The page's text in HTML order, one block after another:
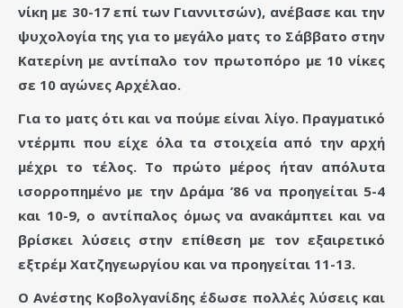
νίκη με 30-17 επί των Γιαννιτσών), ανέβασε και την
ψυχολογία της για το μεγάλο ματς το Σάββατο στην
Κατερίνη με αντίπαλο τον πρωτοπόρο με 10 νίκες
σε 10 αγώνες Αρχέλαο.
Για το ματς ότι και να πούμε είναι λίγο. Πραγματικό
ντέρμπι που είχε όλα τα στοιχεία από την αρχή
μέχρι το τέλος. Το πρώτο μέρος ήταν απόλυτα
ισορροπημένο με την Δράμα ’86 να προηγείται 5-4
και 10-9, ο αντίπαλος όμως να ανακάμπτει και να
βρίσκει λύσεις στην επίθεση με τον εξαιρετικό
εξτρέμ Χατζηγεωργίου και να προηγείται 11-13.
Ο Ανέστης Κοβολγανίδης έδωσε πολλές λύσεις και